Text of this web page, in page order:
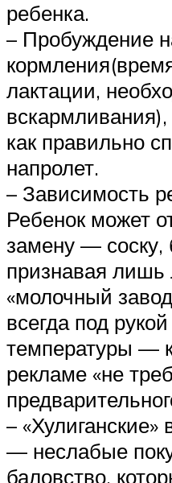
ребенка.
– Пробуждение
лактации,
вскармливания),
как правильно
напролет.
– Зависимость
Ребенок может
замену — соску,
признавая
«молочный
всегда под
температуры —
рекламе «не
– «Хулиганские»
— неслабые
баловство,